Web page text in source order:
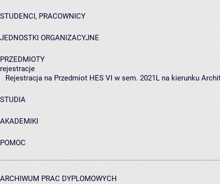
STUDENCI, PRACOWNICY
JEDNOSTKI ORGANIZACYJNE
PRZEDMIOTY
rejestracje
Rejestracja na Przedmiot HES VI w sem. 2021L na kierunku
STUDIA
AKADEMIKI
POMOC
ARCHIWUM PRAC DYPLOMOWYCH